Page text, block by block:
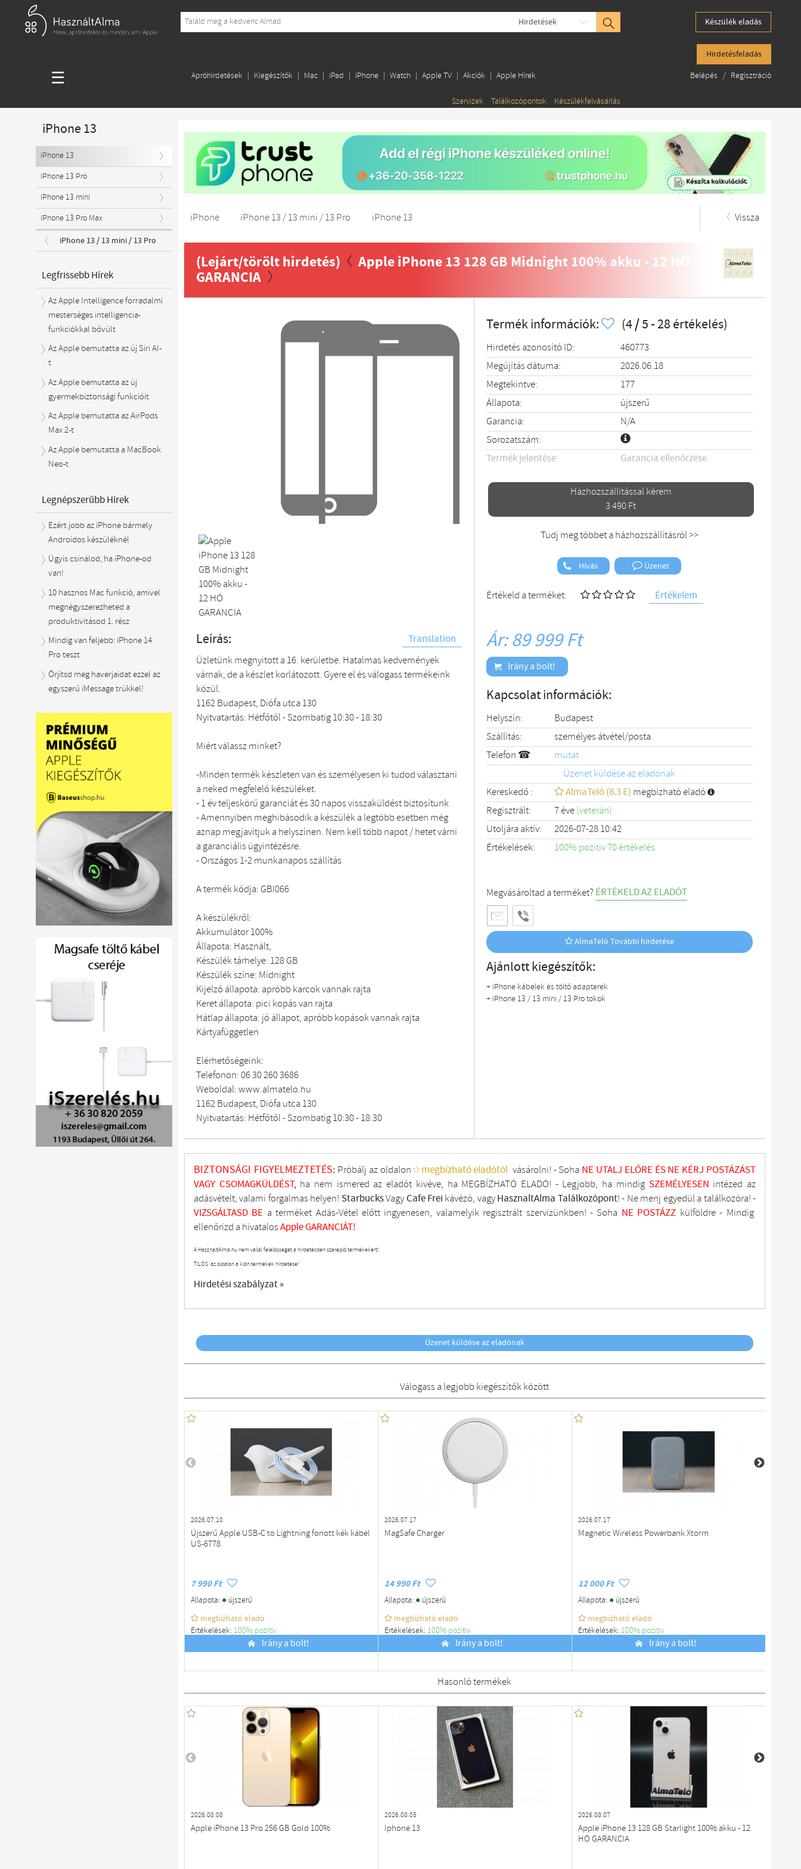
Hirdetések Készülék eladás
Hirdetésfeladás
☰ Apróhirdetések Kiegészítők Mac iPad iPhone Watch Apple TV Akciók Apple Hírek
Szervizek Találkozópontok Készülékfelvásárlás
Belépés / Regisztráció
iPhone iPhone 13 / 13 mini / 13 Pro iPhone 13 Vissza
(Lejárt/törölt hirdetés)
Apple iPhone 13 128 GB Midnight 100% akku - 12 HÓ
GARANCIA
Leírás:
Translation
Üzletünk megnyitott a 16. kerületbe. Hatalmas kedvemények
várnak, de a készlet korlátozott. Gyere el és válogass termékeink
közül.
1162 Budapest, Diófa utca 130
Nyitvatartás: Hétfőtől - Szombatig 10:30 - 18:30
Miért válassz minket?
-Minden termék készleten van és személyesen ki tudod választani
a neked megfelelő készüléket.
- 1 év teljeskörű garanciát és 30 napos visszaküldést biztosítunk
- Amennyiben meghibásodik a készülék a legtöbb esetben még
aznap megjavítjuk a helyszínen. Nem kell több napot / hetet várni
a garanciális ügyintézésre.
- Országos 1-2 munkanapos szállítás
A termék kódja: GBI066
A készülékről:
Akkumulátor 100%
Állapota: Használt,
Készülék tárhelye: 128 GB
Készülék színe: Midnight
Kijelző állapota: apróbb karcok vannak rajta
Keret állapota: pici kopás van rajta
Hátlap állapota: jó állapot, apróbb kopások vannak rajta
Kártyafüggetlen
Elérhetőségeink:
Telefonon: 06 30 260 3686
Weboldal: www.almatelo.hu
1162 Budapest, Diófa utca 130
Nyitvatartás: Hétfőtől - Szombatig 10:30 - 18:30
Termék információk: (4 / 5 - 28 értékelés)
Hirdetés azonosító ID:
460773
Megújítás dátuma:
2026.06.18
Megtekintve:
177
Állapota:
újszerű
Garancia:
N/A
Sorozatszám:
Termék jelentése
Garancia ellenőrzése
Házhozszállítással kérem
3 490 Ft
Tudj meg többet a házhozszállításról >>
Hívás Üzenet
Értékeld a terméket: Értékelem
Ár: 89 999 Ft
Irány a bolt!
Kapcsolat információk:
Helyszín:
Budapest
Szállítás:
személyes átvétel/posta
Telefon ☎
mutat
Üzenet küldése az eladónak
Kereskedő :
AlmaTeló (8.3 E) megbízható eladó
Regisztrált:
7 éve(veterán)
Utoljára aktív:
2026-07-28 10:42
Értékelések:
100% pozítiv 70 értékelés
Megvásároltad a terméket? ÉRTÉKELD AZ ELADÓT
AlmaTeló További hirdetése
Ajánlott kiegészítők:
+ iPhone kábelek és töltő adapterek
+ iPhone 13 / 13 mini / 13 Pro tokok
BIZTONSÁGI FIGYELMEZTETÉS: Próbálj az oldalon☆megbízható eladótól vásárolni! - Soha NE UTALJ ELŐRE ÉS NE KÉRJ POSTÁZÁST
VAGY CSOMAGKÜLDÉST, ha nem ismered az eladót kivéve, ha MEGBÍZHATÓ ELADÓ! - Legjobb, ha mindig SZEMÉLYESEN intézed az
adásvételt, valami forgalmas helyen! StarbucksVagyCafe Frei kávézó, vagyHasznaltAlma Találkozópont!- Ne menj egyedül a találkozóra! -
VIZSGÁLTASD BE a terméket Adás-Vétel előtt ingyenesen, valamelyik regisztrált szervizünkben! - Soha NE POSTÁZZ külföldre- Mindig
ellenőrizd a hivatalosApple GARANCIÁT!
A HasznaltAlma.hu nem vállal felelősséget a hirdetésben szereplő termékekért!
TILOS az oldalon a klón termékek hirdetése!
Hirdetési szabályzat »
Üzenet küldése az eladónak
Válogass a legjobb kiegészítők között
2026.07.10
Újszerű Apple USB-C to Lightning fonott kék kábel
US-6778
7 990 Ft
Állapota: ●újszerű
megbízható eladó
Értékelések: 100% pozítiv
Irány a bolt!
2026.07.17
MagSafe Charger
14 990 Ft
Állapota: ●újszerű
megbízható eladó
Értékelések: 100% pozítiv
Irány a bolt!
2026.07.17
Magnetic Wireless Powerbank Xtorm
12 000 Ft
Állapota: ●újszerű
megbízható eladó
Értékelések: 100% pozítiv
Irány a bolt!
Hasonló termékek
2026.08.08
Apple iPhone 13 Pro 256 GB Gold 100%
2026.08.05
Iphone 13
2026.08.07
Apple iPhone 13 128 GB Starlight 100% akku - 12
HÓ GARANCIA
iPhone 13
iPhone 13
iPhone 13 Pro
iPhone 13 mini
iPhone 13 Pro Max
iPhone 13 / 13 mini / 13 Pro
Legfrissebb Hírek
Az Apple Intelligence forradalmi
mesterséges intelligencia-
funkciókkal bővült
Az Apple bemutatta az új Siri AI-
t
Az Apple bemutatta az új
gyermekbiztonsági funkcióit
Az Apple bemutatta az AirPods
Max 2-t
Az Apple bemutatta a MacBook
Neo-t
Legnépszerűbb Hírek
Ezért jobb az iPhone bármely
Androidos készüléknél
Úgyis csinálod, ha iPhone-od
van!
10 hasznos Mac funkció, amivel
megnégyszerezheted a
produktivitásod 1. rész
Mindig van feljebb: iPhone 14
Pro teszt
Őrjítsd meg haverjaidat ezzel az
egyszerű iMessage trükkel!